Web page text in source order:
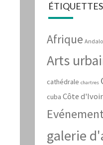
ÉTIQUETTES
Afrique
Arts
cathédrale chartres
cuba Côte
galerie